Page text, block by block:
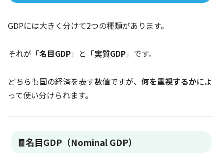
GDPには大きく分けて2つの種類があります。
それが「名目GDP」と「実質GDP」です。
どちらも国の経済を表す数値ですが、 何を重視するかによ
って使い分けられます。
🧾名目GDP（Nominal GDP）